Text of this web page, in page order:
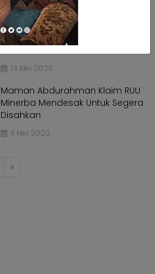
RUU Minerba Dongkrak
Pendapatan Daerah? Begini
Penjelasan Maman
14 Mei 2020
Maman Abdurahman Klaim RUU
Minerba Mendesak Untuk Segera
Disahkan
11 Mei 2020
»